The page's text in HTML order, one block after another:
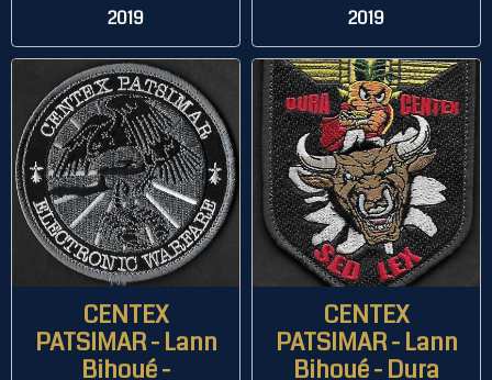
2019 2019
CENTEX
PATSIMAR - Lann
Bihoué -
CENTEX
PATSIMAR - Lann
Bihoué - Dura